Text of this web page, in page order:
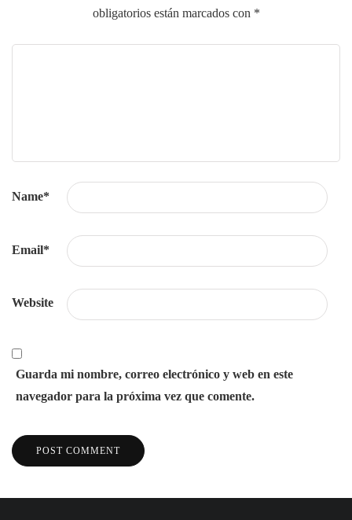
obligatorios están marcados con *
Name*
Email*
Website
Guarda mi nombre, correo electrónico y web en este
navegador para la próxima vez que comente.